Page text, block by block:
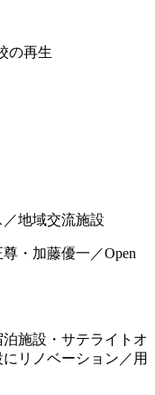
の再生
地域交流施設
・加藤優一／Open
施設・サテライトオ
リノベーション／用